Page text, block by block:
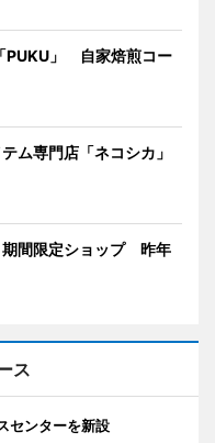
PUKU」 自家焙煎コー
ム専門店「ネコシカ」
期間限定ショップ 昨年
ス
センターを新設